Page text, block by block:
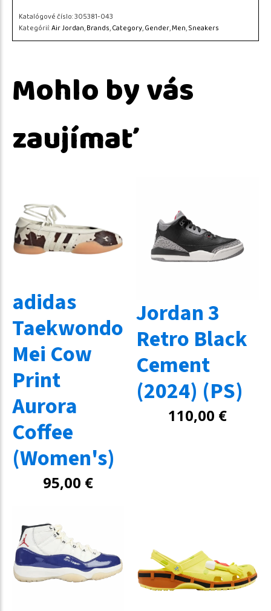
Katalógové číslo:305381-043
Kategórií:Air Jordan,Brands,Category,Gender,Men,Sneakers
Mohlo by vás
zaujímať
adidas
Taekwondo
Mei Cow
Print
Aurora
Coffee
(Women's)
95,00 €
Jordan 3
Retro Black
Cement
(2024) (PS)
110,00 €